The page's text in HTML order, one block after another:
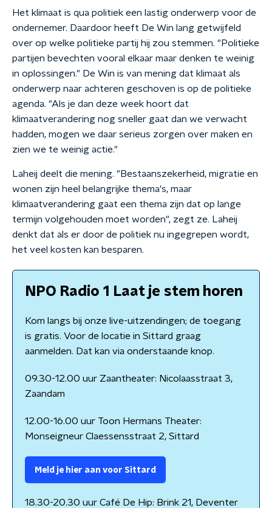
Het klimaat is qua politiek een lastig onderwerp voor de
ondernemer. Daardoor heeft De Win lang getwijfeld
over op welke politieke partij hij zou stemmen. "Politieke
partijen bevechten vooral elkaar maar denken te weinig
in oplossingen." De Win is van mening dat klimaat als
onderwerp naar achteren geschoven is op de politieke
agenda. "Als je dan deze week hoort dat
klimaatverandering nog sneller gaat dan we verwacht
hadden, mogen we daar serieus zorgen over maken en
zien we te weinig actie."
Laheij deelt die mening. "Bestaanszekerheid, migratie en
wonen zijn heel belangrijke thema's, maar
klimaatverandering gaat een thema zijn dat op lange
termijn volgehouden moet worden", zegt ze. Laheij
denkt dat als er door de politiek nu ingegrepen wordt,
het veel kosten kan besparen.
NPO Radio 1 Laat je stem horen
Kom langs bij onze live-uitzendingen; de toegang
is gratis. Voor de locatie in Sittard graag
aanmelden. Dat kan via onderstaande knop.
09.30-12.00 uur Zaantheater: Nicolaasstraat 3,
Zaandam
12.00-16.00 uur Toon Hermans Theater:
Monseigneur Claessensstraat 2, Sittard
Meld je hier aan voor Sittard
18.30-20.30 uur Café De Hip: Brink 21, Deventer